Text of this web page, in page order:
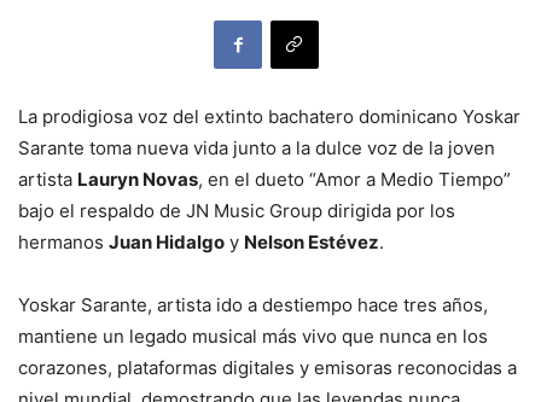
La prodigiosa voz del extinto bachatero dominicano Yoskar
Sarante toma nueva vida junto a la dulce voz de la joven
artista Lauryn Novas, en el dueto “Amor a Medio Tiempo”
bajo el respaldo de JN Music Group dirigida por los
hermanos Juan Hidalgo y Nelson Estévez.
Yoskar Sarante, artista ido a destiempo hace tres años,
mantiene un legado musical más vivo que nunca en los
corazones, plataformas digitales y emisoras reconocidas a